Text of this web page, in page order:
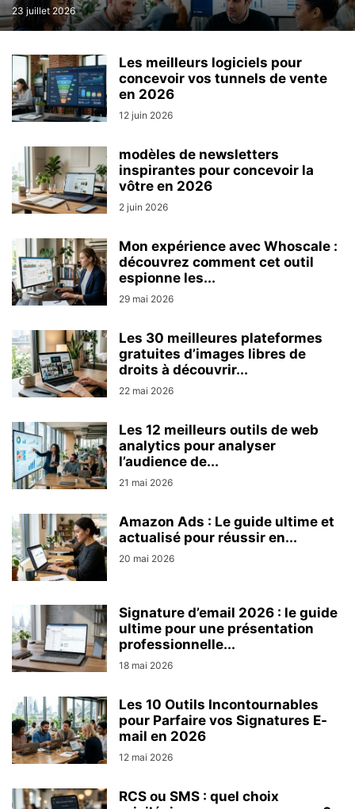
23 juillet 2026
Les meilleurs logiciels pour
concevoir vos tunnels de vente
en 2026
12 juin 2026
modèles de newsletters
inspirantes pour concevoir la
vôtre en 2026
2 juin 2026
Mon expérience avec Whoscale :
découvrez comment cet outil
espionne les...
29 mai 2026
Les 30 meilleures plateformes
gratuites d’images libres de
droits à découvrir...
22 mai 2026
Les 12 meilleurs outils de web
analytics pour analyser
l’audience de...
21 mai 2026
Amazon Ads : Le guide ultime et
actualisé pour réussir en...
20 mai 2026
Signature d’email 2026 : le guide
ultime pour une présentation
professionnelle...
18 mai 2026
Les 10 Outils Incontournables
pour Parfaire vos Signatures E-
mail en 2026
12 mai 2026
RCS ou SMS : quel choix